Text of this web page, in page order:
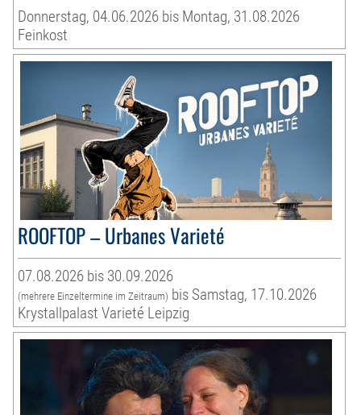
Donnerstag, 04.06.2026 bis Montag, 31.08.2026
Feinkost
ROOFTOP – Urbanes Varieté
07.08.2026 bis 30.09.2026
(mehrere Einzeltermine im Zeitraum) bis Samstag, 17.10.2026
Krystallpalast Varieté Leipzig